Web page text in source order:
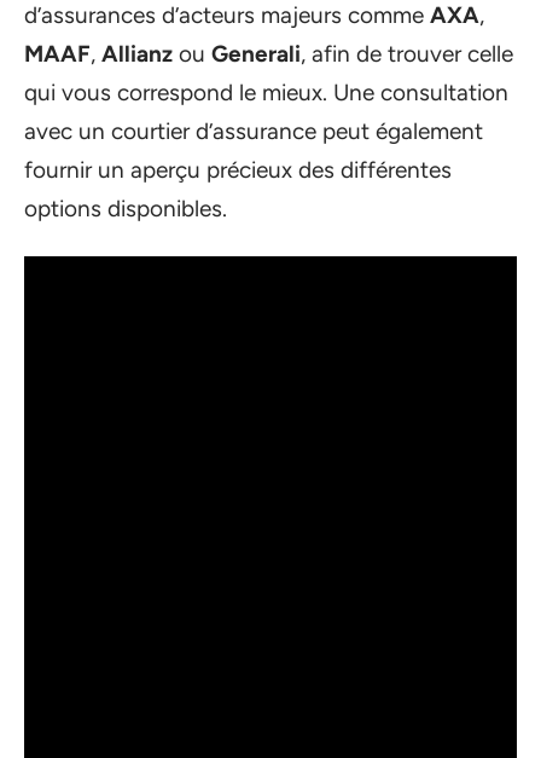
d’assurances d’acteurs majeurs comme AXA,
MAAF, Allianz ou Generali, afin de trouver celle
qui vous correspond le mieux. Une consultation
avec un courtier d’assurance peut également
fournir un aperçu précieux des différentes
options disponibles.